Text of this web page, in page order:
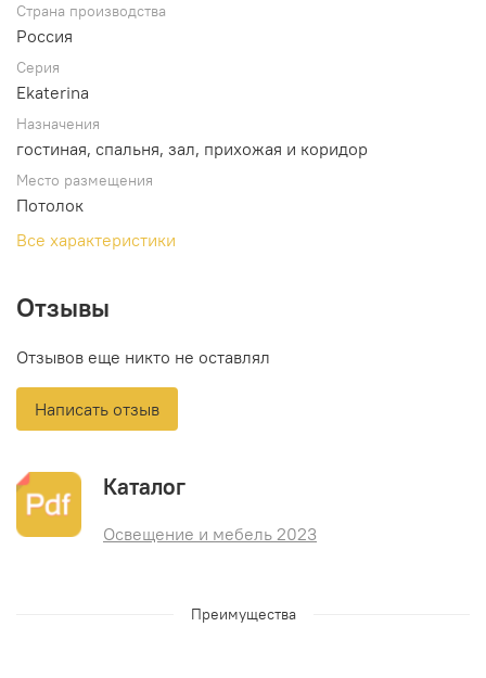
Страна производства
Россия
Серия
Ekaterina
Назначения
гостиная, спальня, зал, прихожая и коридор
Место размещения
Потолок
Все характеристики
Отзывы
Отзывов еще никто не оставлял
Написать отзыв
Каталог
Освещение и мебель 2023
Преимущества